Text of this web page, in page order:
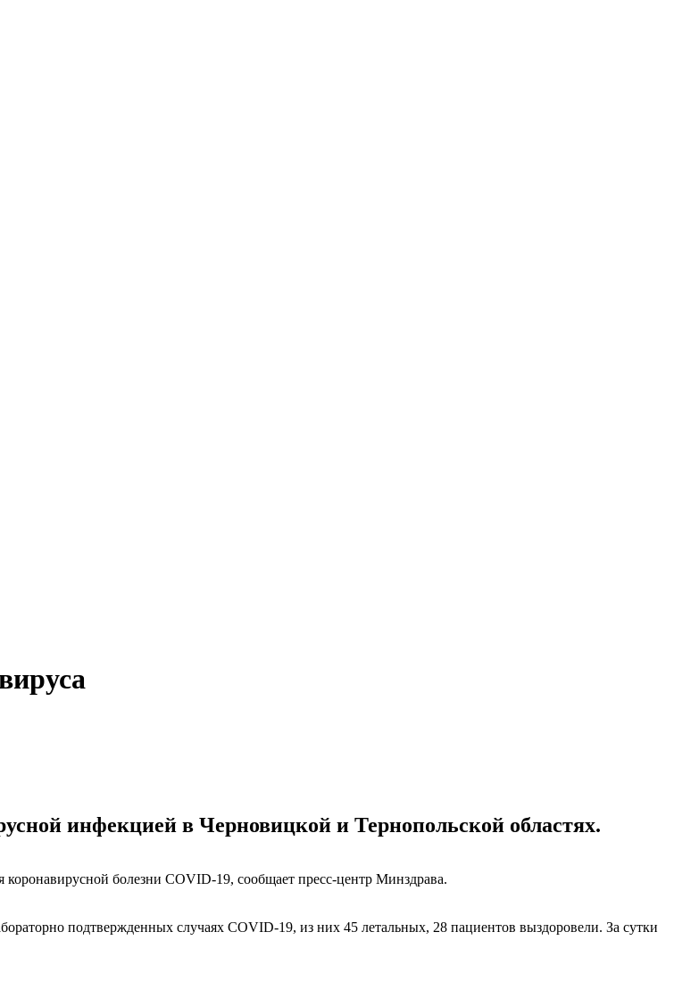
инфекцией в Черновицкой и Тернопольской областях.
болезни COVID-19, сообщает пресс-центр Минздрава.
подтвержденных случаях COVID-19, из них 45 летальных, 28 пациентов выздоровели. За сутки